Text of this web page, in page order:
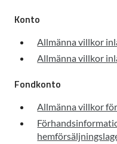
Konto
Allmänna villkor
Allmänna villkor
Fondkonto
Allmänna villkor